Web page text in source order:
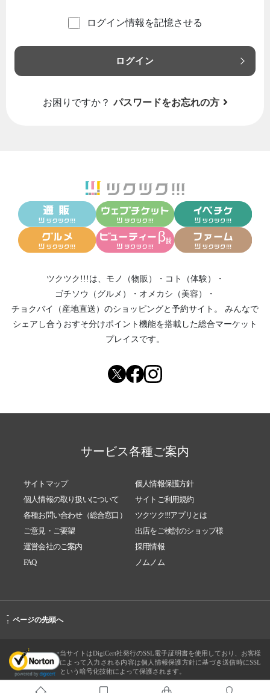
ログイン情報を記憶させる
ログイン
お困りですか？ パスワードをお忘れの方
ツクツク!!!は、 モノ（物販） ・ コト（体験）
・
ゴチソウ（グルメ）
・ オメカシ（美容）
・
チョクバイ（産地直送） のショッピングと予約サイト。
みんなで
シェアし合う おすそ分けポイント機能を搭載した総合マーケット
プレイスです。
サービス各種ご案内
サイトマップ
個人情報保護方針
個人情報の取り扱いについて
サイトご利用規約
各種お問い合わせ（総合窓口）
ツクツク!!!アプリとは
ご意見・ご要望
出店をご検討のショップ様
運営会社のご案内
採用情報
FAQ
ノムノム
-
↑ ページの先頭へ
当サイトはDigiCert社発行のSSL電子証明書を使用しており、お客様
によって入力される内容は個人情報保護方針に基づき送信時にSSL
という暗号化技術によって保護されます。